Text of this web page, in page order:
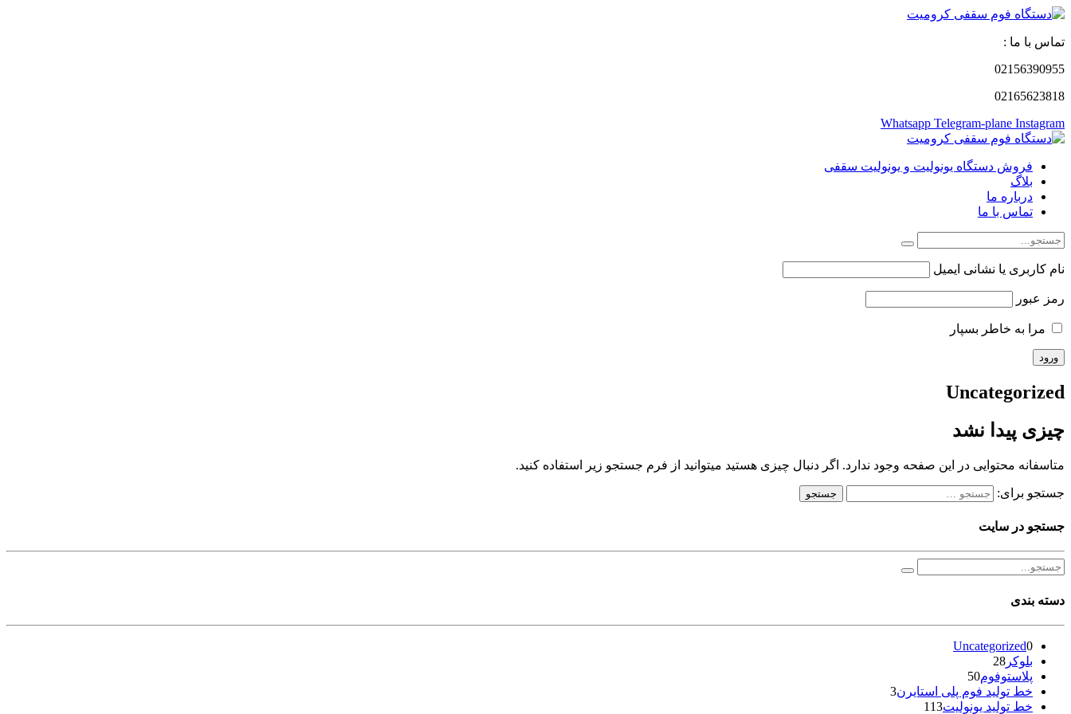
تماس با ما :
02156390955
02165623818
Whatsapp Telegram-plane Instagram
فروش دستگاه یونولیت و یونولیت سقفی
بلاگ
درباره ما
تماس با ما
نام کاربری یا نشانی ایمیل
رمز عبور
مرا به خاطر بسپار
Uncategorized
چیزی پیدا نشد
متاسفانه محتوایی در این صفحه وجود ندارد. اگر دنبال چیزی هستید میتوانید از فرم جستجو زیر استفاده کنید.
جستجو برای:
جستجو در سایت
دسته بندی
Uncategorized0
بلوکر 28
پلاستوفوم50
خط تولید فوم پلی استایرن3
خط تولید یونولیت113